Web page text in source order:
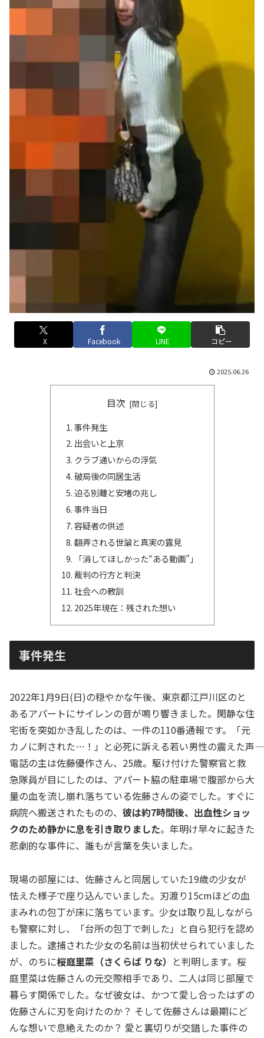
X Facebook LINE コピー
2025.06.26
目次
事件発生
出会いと上京
クラブ通いからの浮気
破局後の同居生活
迫る別離と安堵の兆し
事件当日
容疑者の供述
翻弄される世論と真実の露見
「消してほしかった“ある動画”」
裁判の行方と判決
社会への教訓
2025年現在：残された想い
事件発生
2022年1月9日(日)の穏やかな午後、東京都江戸川区のと
あるアパートにサイレンの音が鳴り響きました。閑静な住
宅街を突如かき乱したのは、一件の110番通報です。「元
カノに刺された…！」と必死に訴える若い男性の震えた声――
電話の主は佐藤優作さん、25歳。駆け付けた警察官と救
急隊員が目にしたのは、アパート脇の駐車場で腹部から大
量の血を流し崩れ落ちている佐藤さんの姿でした。すぐに
病院へ搬送されたものの、 彼は約7時間後、出血性ショッ
クのため静かに息を引き取りました。年明け早々に起きた
悲劇的な事件に、誰もが言葉を失いました。
現場の部屋には、佐藤さんと同居していた19歳の少女が
怯えた様子で座り込んでいました。刃渡り15cmほどの血
まみれの包丁が床に落ちています。少女は取り乱しながら
も警察に対し、「台所の包丁で刺した」と自ら犯行を認め
ました。逮捕された少女の名前は当初伏せられていました
が、のちに桜庭里菜（さくらば りな） と判明します。桜
庭里菜は佐藤さんの元交際相手であり、二人は同じ部屋で
暮らす関係でした。なぜ彼女は、かつて愛し合ったはずの
佐藤さんに刃を向けたのか？ そして佐藤さんは最期にど
んな想いで息絶えたのか？ 愛と裏切りが交錯した事件の